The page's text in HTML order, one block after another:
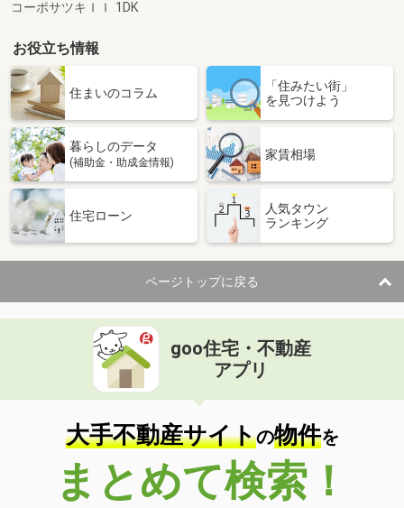
コーポサツキＩＩ 1DK
お役立ち情報
住まいのコラム
「住みたい街」
を見つけよう
暮らしのデータ
(補助金・助成金情報)
家賃相場
住宅ローン
人気タウン
ランキング
ページトップに戻る
goo住宅・不動産
アプリ
大手不動産サイトの物件を
まとめて検索！